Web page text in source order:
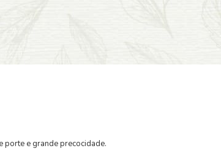
porte e grande precocidade.